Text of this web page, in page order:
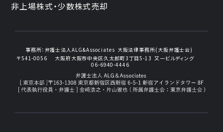
非上場株式・少数株式売却
事務所： 弁護士法人ALG&Associates 大阪法律事務所(大阪弁護士会)
〒541-0056
大阪府大阪市中央区久太郎町3丁目5-13 又一ビルディング
06-6940-4446